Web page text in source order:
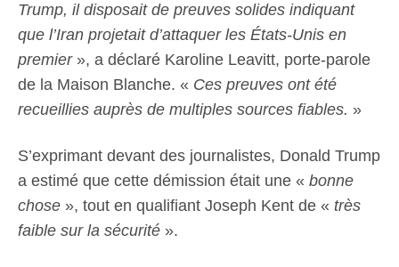
Trump, il disposait de preuves solides indiquant
que l’Iran projetait d’attaquer les États-Unis en
premier», a déclaré Karoline Leavitt, porte-parole
de la Maison Blanche. « Ces preuves ont été
recueillies auprès de multiples sources fiables. »
S’exprimant devant des journalistes, Donald Trump
a estimé que cette démission était une « bonne
chose », tout en qualifiant Joseph Kent de « très
faible sur la sécurité ».